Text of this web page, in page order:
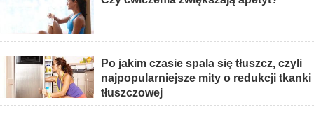
Po jakim czasie spala się tłuszcz, czyli
najpopularniejsze mity o redukcji tkanki
tłuszczowej